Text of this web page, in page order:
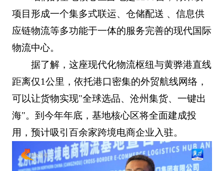
项目形成一个集多式联运、仓储配送 、信息供
应链物流等多功能于一体的服务完善的现代国际
物流中心。
据了解，这座现代化物流枢纽与黄骅港直线
距离仅1公里，依托港口密集的外贸航线网络，
可以让货物实现"全球选品、沧州集货、一键出
海"。到今年年底，基地核心区将全面建成投
用，预计吸引百余家跨境电商企业入驻。